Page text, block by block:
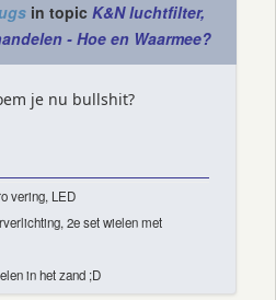
in topic K&N luchtfilter,
- Hoe en Waarmee?
je nu bullshit?
vering, LED
2e set wielen met
in het zand ;D